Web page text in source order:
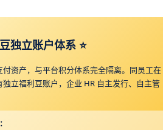
独立账户体系 ⭐
付资产，与平台积分体系完全隔离。同员工在
独立福利豆账户，企业 HR 自主发行、自主管